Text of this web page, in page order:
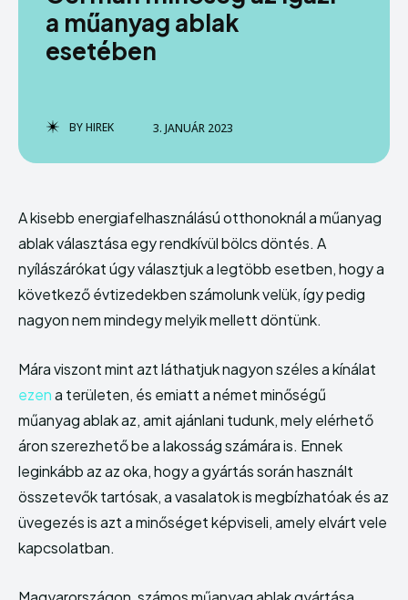
Szolgáltatás
Enter the depths of the
EchoVerse.
BELÉPÉS
HOMEPAGE PÉNZÜGY HASZNOS
SZOLGÁLTATÁS
VÁLLALKOZÁS
EchoVerse
Copyright © Newspaper Theme.
Szolgáltatás
Enter the depths of the
EchoVerse.
BELÉPÉS
HOMEPAGE PÉNZÜGY HASZNOS
SZOLGÁLTATÁS
VÁLLALKOZÁS
EchoVerse
Copyright © Newspaper Theme.
a műanyag ablak
esetében
BYHIREK 3. JANUÁR 2023
A kisebb energiafelhasználású otthonoknál a műanyag
ablak választása egy rendkívül bölcs döntés. A
nyílászárókat úgy választjuk a legtöbb esetben, hogy a
következő évtizedekben számolunk velük, így pedig
nagyon nem mindegy melyik mellett döntünk.
Mára viszont mint azt láthatjuk nagyon széles a kínálat
ezena területen, és emiatt a német minőségű
műanyag ablak az, amit ajánlani tudunk, mely elérhető
áron szerezhető be a lakosság számára is. Ennek
leginkább az az oka, hogy a gyártás során használt
összetevők tartósak, a vasalatok is megbízhatóak és az
üvegezés is azt a minőséget képviseli, amely elvárt vele
kapcsolatban.